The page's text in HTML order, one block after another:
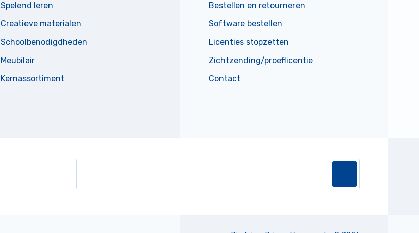
Spelend leren
Creatieve materialen
Schoolbenodigdheden
Meubilair
Kernassortiment
Bestellen en retourneren
Software bestellen
Licenties stopzetten
Zichtzending/proeflicentie
Contact